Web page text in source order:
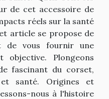
de cet accessoire de
réels sur la santé
article se propose de
de vous fournir une
Plongeons
fascinant du corset,
santé. Origines et
nous à l'histoire